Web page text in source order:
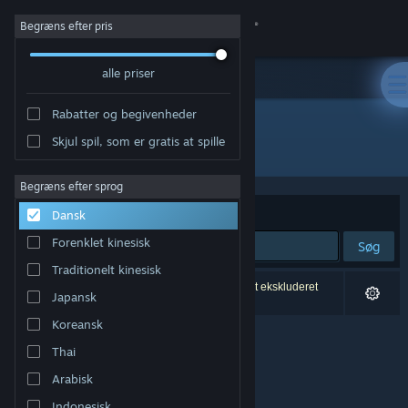
Log på
Om
Support
Skift sprog
Hent Steam-mobilappen
Vis desktop-webside
Begræns efter pris
alle priser
Rabatter og begivenheder
Skjul spil, som er gratis at spille
Begræns efter sprog
Dansk
Forenklet kinesisk
Traditionelt kinesisk
Japansk
Koreansk
Thai
Arabisk
Udvikler: Hardy Games
Sorter efter Relevans
Søg
0 resultater matcher din søgning. 3 titler er blevet ekskluderet
baseret på dine præferencer.